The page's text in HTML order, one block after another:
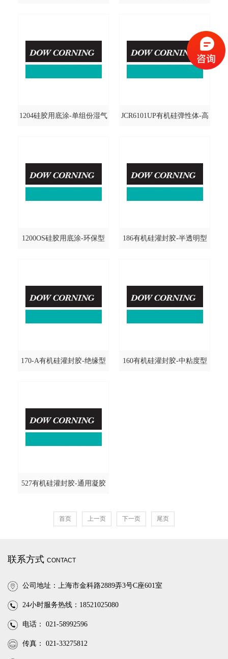
1204硅胶用底涂-单组份湿气 JCR6101UP有机硅弹性体-高
1200OS硅胶用底涂-环保型 186有机硅灌封胶-半透明型
170-A有机硅灌封胶-绝缘型 160有机硅灌封胶-中粘度型
527有机硅灌封胶-通用凝胶
首页 上一页 下一页 尾页
联系方式 CONTACT
公司地址：上海市金科路2889弄3号C座601室
24小时服务热线：18521025080
电话： 021-58992596
传真： 021-33275812